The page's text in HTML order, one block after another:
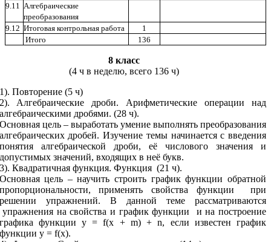
9.11
Алгебраические
преобразования
9.12 Итоговая контрольная работа
1
Итого
136
8 класс
(4 ч в неделю, всего 136 ч)
Повторение (5 ч)
Алгебраические дроби. Арифметические операции над
дробями. (28 ч).
цель – выработать умение выполнять преобразования
дробей. Изучение темы начинается с введения
алгебраической дроби, её числового значения и
значений, входящих в неё букв.
Квадратичная функция. Функция (21 ч).
цель – научить строить график функции обратной
применять свойства функции при
упражнений. В данной теме рассматриваются
на свойства и график функции и на построение
функции y = f(x + m) + n, если известен график
y = f(x).